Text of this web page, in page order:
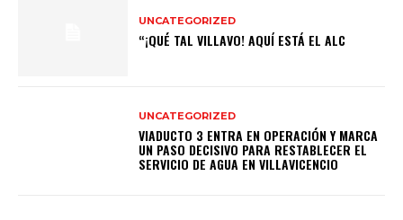
UNCATEGORIZED
“¡QUÉ TAL VILLAVO! AQUÍ ESTÁ EL ALC
UNCATEGORIZED
VIADUCTO 3 ENTRA EN OPERACIÓN Y MARCA
UN PASO DECISIVO PARA RESTABLECER EL
SERVICIO DE AGUA EN VILLAVICENCIO